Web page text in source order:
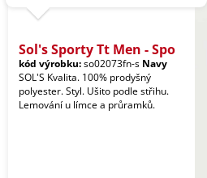
Sol's Sporty Tt Men - Spo
kód výrobku:so02073fn-s Navy
SOL'S Kvalita. 100% prodyšný
polyester. Styl. Ušito podle střihu.
Lemování u límce a průramků.